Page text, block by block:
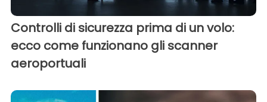
Controlli di sicurezza prima di un volo:
ecco come funzionano gli scanner
aeroportuali